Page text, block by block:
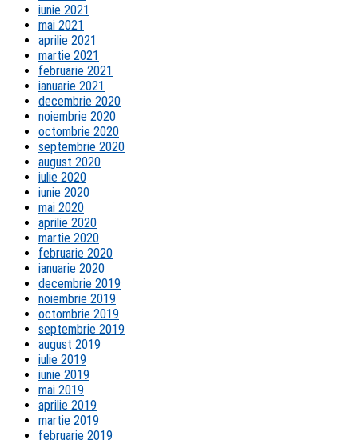
iunie 2021
mai 2021
aprilie 2021
martie 2021
februarie 2021
ianuarie 2021
decembrie 2020
noiembrie 2020
octombrie 2020
septembrie 2020
august 2020
iulie 2020
iunie 2020
mai 2020
aprilie 2020
martie 2020
februarie 2020
ianuarie 2020
decembrie 2019
noiembrie 2019
octombrie 2019
septembrie 2019
august 2019
iulie 2019
iunie 2019
mai 2019
aprilie 2019
martie 2019
februarie 2019